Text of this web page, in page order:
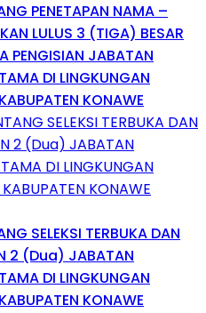
PENETAPAN NAMA –
LULUS 3 (TIGA) BESAR
PENGISIAN JABATAN
DI LINGKUNGAN
KONAWE
SELEKSI TERBUKA DAN
2 (Dua) JABATAN
DI LINGKUNGAN
KONAWE